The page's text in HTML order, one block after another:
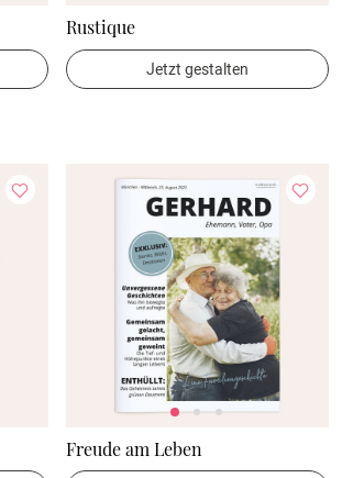
Rustique
Jetzt gestalten
Freude am Leben